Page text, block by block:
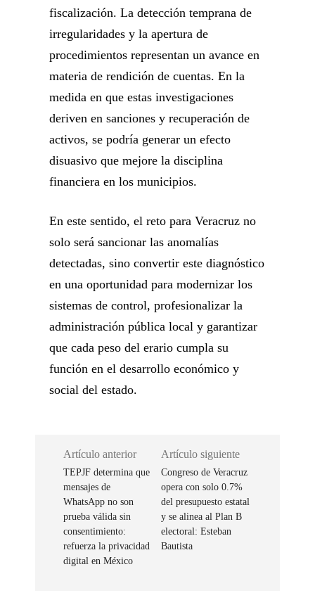
fiscalización. La detección temprana de
irregularidades y la apertura de
procedimientos representan un avance en
materia de rendición de cuentas. En la
medida en que estas investigaciones
deriven en sanciones y recuperación de
activos, se podría generar un efecto
disuasivo que mejore la disciplina
financiera en los municipios.
En este sentido, el reto para Veracruz no
solo será sancionar las anomalías
detectadas, sino convertir este diagnóstico
en una oportunidad para modernizar los
sistemas de control, profesionalizar la
administración pública local y garantizar
que cada peso del erario cumpla su
función en el desarrollo económico y
social del estado.
Artículo anterior
TEPJF determina que
mensajes de
WhatsApp no son
prueba válida sin
consentimiento:
refuerza la privacidad
digital en México
Artículo siguiente
Congreso de Veracruz
opera con solo 0.7%
del presupuesto estatal
y se alinea al Plan B
electoral: Esteban
Bautista